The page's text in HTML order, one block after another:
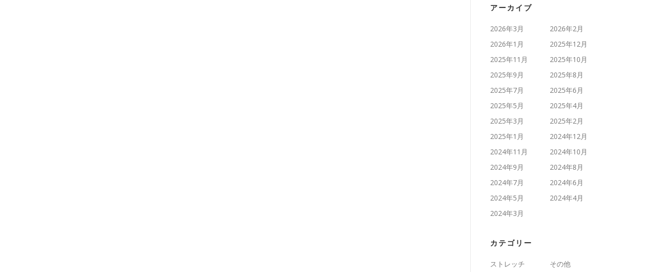
アーカイブ
2026年3月
2026年2月
2026年1月
2025年12月
2025年11月
2025年10月
2025年9月
2025年8月
2025年7月
2025年6月
2025年5月
2025年4月
2025年3月
2025年2月
2025年1月
2024年12月
2024年11月
2024年10月
2024年9月
2024年8月
2024年7月
2024年6月
2024年5月
2024年4月
2024年3月
カテゴリー
ストレッチ その他